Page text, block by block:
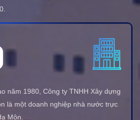
năm 1980, Công ty TNHH Xây dựng
là một doanh nghiệp nhà nước trực
Môn.